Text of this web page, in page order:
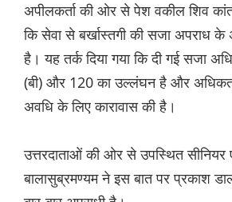
अपीलकर्ता की ओर से पेश वकील शिव कांत
कि सेवा से बर्खास्तगी की सजा अपराध
है। यह तर्क दिया गया कि दी गई सजा
(बी) और 120 का उल्लंघन है और
अवधि के लिए कारावास की है।
उत्तरदाताओं की ओर से उपस्थित
बालासुब्रमण्यम ने इस बात पर प्रकाश